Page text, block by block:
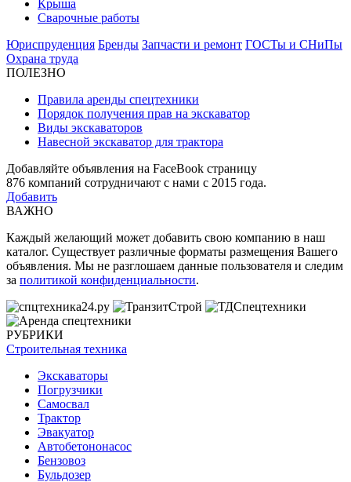
Крыша
Сварочные работы
Юриспруденция Бренды Запчасти и ремонт ГОСТы и СНиПы
Охрана труда
ПОЛЕЗНО
Правила аренды спецтехники
Порядок получения прав на экскаватор
Виды экскаваторов
Навесной экскаватор для трактора
Добавляйте объявления на FaceBook страницу
876 компаний сотрудничают с нами с 2015 года.
Добавить
ВАЖНО
Каждый желающий может добавить свою компанию в наш
каталог. Существует различные форматы размещения Вашего
объявления. Мы не разглошаем данные пользователя и следим
за политикой конфиденциальности.
РУБРИКИ
Строительная техника
Экскаваторы
Погрузчики
Самосвал
Трактор
Эвакуатор
Автобетононасос
Бензовоз
Бульдозер